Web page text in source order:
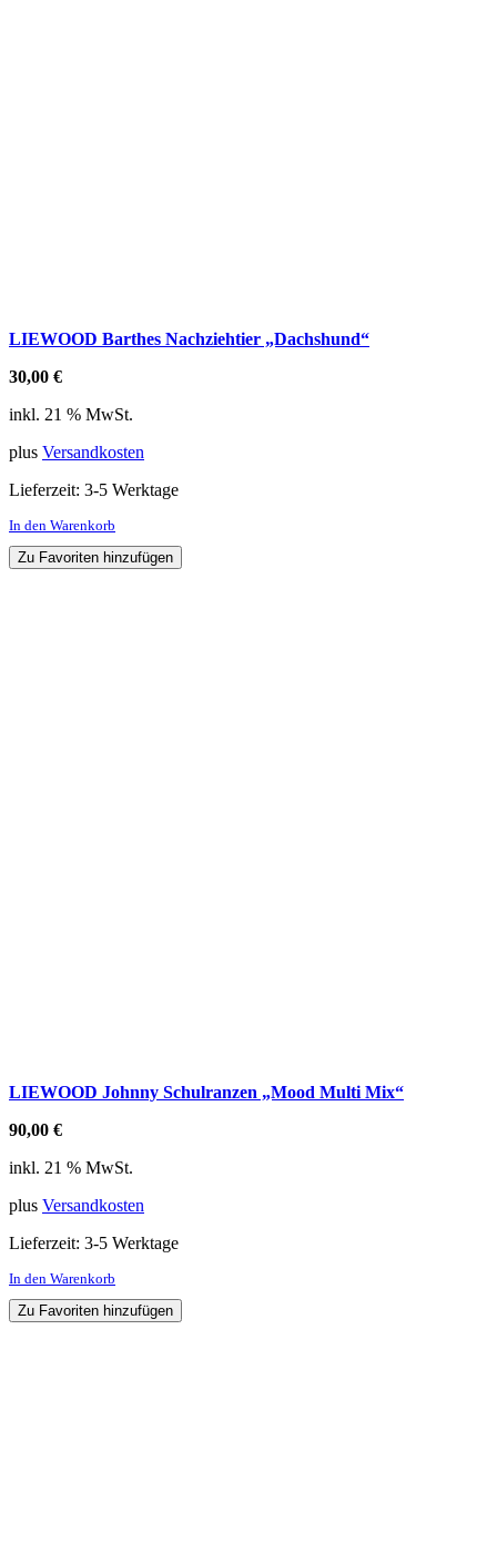
LIEWOOD Barthes Nachziehtier „Dachshund“
30,00 €
inkl. 21 % MwSt.
plus Versandkosten
Lieferzeit: 3-5 Werktage
In den Warenkorb
Zu Favoriten hinzufügen
LIEWOOD Johnny Schulranzen „Mood Multi Mix“
90,00 €
inkl. 21 % MwSt.
plus Versandkosten
Lieferzeit: 3-5 Werktage
In den Warenkorb
Zu Favoriten hinzufügen